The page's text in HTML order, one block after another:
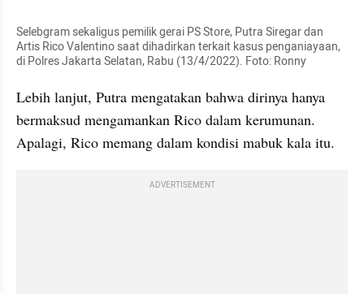
Selebgram sekaligus pemilik gerai PS Store, Putra Siregar dan
Artis Rico Valentino saat dihadirkan terkait kasus penganiayaan,
di Polres Jakarta Selatan, Rabu (13/4/2022). Foto: Ronny
Lebih lanjut, Putra mengatakan bahwa dirinya hanya
bermaksud mengamankan Rico dalam kerumunan.
Apalagi, Rico memang dalam kondisi mabuk kala itu.
ADVERTISEMENT